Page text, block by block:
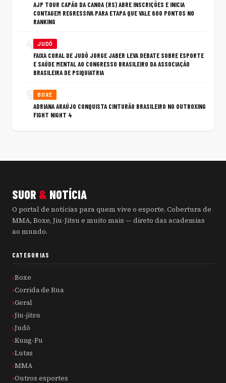
AJP TOUR CAPÃO DA CANOA (RS) ABRE INSCRIÇÕES E INICIA
CONTAGEM REGRESSIVA PARA ETAPA QUE VALE 600 PONTOS NO
RANKING
JUDÔ
FAIXA CORAL DE JUDÔ JORGE JABER LEVA DEBATE SOBRE ESPORTE
E SAÚDE MENTAL AO CONGRESSO BRASILEIRO DA ASSOCIAÇÃO
BRASILEIRA DE PSIQUIATRIA
BOXE
ADRIANA ARAÚJO CONQUISTA CINTURÃO BRASILEIRO NO OUTBOXING
FIGHT NIGHT 4
SUOR & NOTÍCIA
O portal de notícias para quem vive o esporte. Cobertura de
MMA, Boxe, Jiu-Jitsu e muito mais — direto das academias
ao mundo.
CATEGORIAS
Boxe
Corrida de Rua
Geral
Jiu-jitsu
Judô
Kung-Fu
Lutas
MMA
Outros esportes